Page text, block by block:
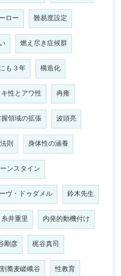
ロー 難易度設定
燃え尽き症候群
も３年 構造化
性とアワ性 冉雍
領域の拡張 波頭亮
則 身体性の涵養
ンスタイン
ヴ・ドゥダメル 鈴木先生
糸井重里 内発的動機付け
剛彦 梶谷真司
蕎麦嵯峨谷 性教育